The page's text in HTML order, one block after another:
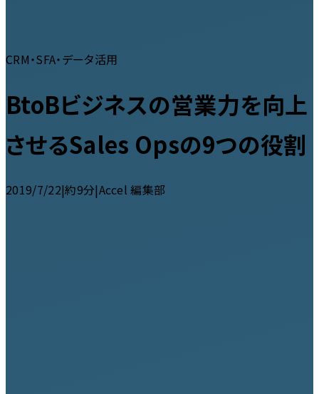
CRM・SFA・データ活用
BtoBビジネスの営業力を向上
させるSales Opsの9つの役割
2019/7/22|約9分|Accel 編集部